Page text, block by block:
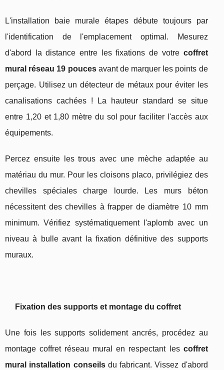
L'installation baie murale étapes débute toujours par
l'identification de l'emplacement optimal. Mesurez
d'abord la distance entre les fixations de votre coffret
mural réseau 19 poucesavant de marquer les points de
perçage. Utilisez un détecteur de métaux pour éviter les
canalisations cachées ! La hauteur standard se situe
entre 1,20 et 1,80 mètre du sol pour faciliter l'accès aux
équipements.
Percez ensuite les trous avec une mèche adaptée au
matériau du mur. Pour les cloisons placo, privilégiez des
chevilles spéciales charge lourde. Les murs béton
nécessitent des chevilles à frapper de diamètre 10 mm
minimum. Vérifiez systématiquement l'aplomb avec un
niveau à bulle avant la fixation définitive des supports
muraux.
Fixation des supports et montage du coffret
Une fois les supports solidement ancrés, procédez au
montage coffret réseau mural en respectant les coffret
mural installation conseilsdu fabricant. Vissez d'abord